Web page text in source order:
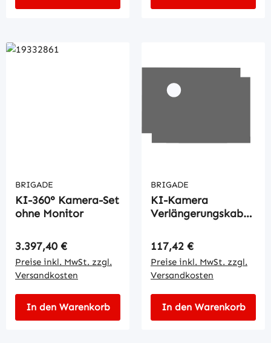
BRIGADE
KI-360° Kamera-Set
ohne Monitor
Regulärer Preis:
3.397,40 €
Preise inkl. MwSt. zzgl.
Versandkosten
In den Warenkorb
BRIGADE
KI-Kamera
Verlängerungskabel
Regulärer Preis:
117,42 €
Preise inkl. MwSt. zzgl.
Versandkosten
In den Warenkorb